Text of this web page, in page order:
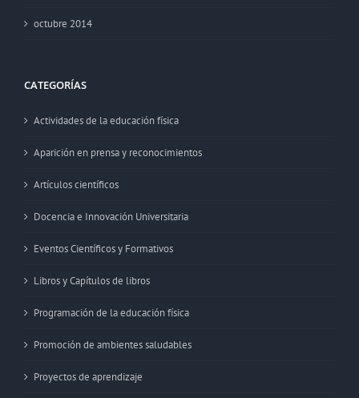
octubre 2014
CATEGORÍAS
Actividades de la educación física
Aparición en prensa y reconocimientos
Artículos científicos
Docencia e Innovación Universitaria
Eventos Científicos y Formativos
Libros y Capítulos de libros
Programación de la educación física
Promoción de ambientes saludables
Proyectos de aprendizaje